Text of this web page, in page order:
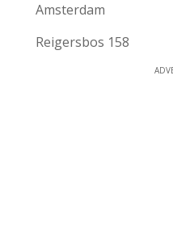
Amsterdam
Reigersbos 158